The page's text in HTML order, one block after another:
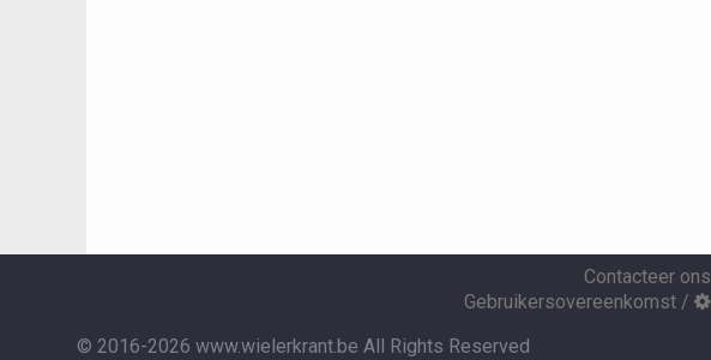
Contacteer ons
Gebruikersovereenkomst /
© 2016-2026 www.wielerkrant.be All Rights Reserved